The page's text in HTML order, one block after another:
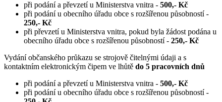
při podání a převzetí u Ministerstva vnitra - 500,- Kč
při podání u obecního úřadu obce s rozšířenou působností -
250,- Kč
při převzetí u Ministerstva vnitra, pokud byla žádost podána u
obecního úřadu obce s rozšířenou působností - 250,- Kč
Vydání občanského průkazu se strojově čitelnými údaji a s
kontaktním elektronickým čipem ve lhůtě do 5 pracovních dnů
při podání a převzetí u Ministerstva vnitra - 500,- Kč
při podání u obecního úřadu obce s rozšířenou působností -